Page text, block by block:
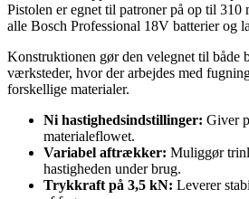
Pistolen er egnet til patroner på op til 310
alle Bosch Professional 18V batterier og
Konstruktionen gør den velegnet til både
værksteder, hvor der arbejdes med
forskellige materialer.
Ni hastighedsindstillinger: Giver
materialeflowet.
Variabel aftrækker: Muliggør
hastigheden under brug.
Trykkraft på 3,5 kN: Leverer